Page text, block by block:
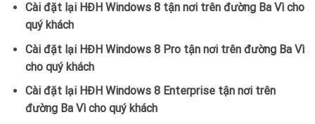
Cài đặt lại HĐH Windows 8 tận nơi trên đường Ba Vì cho
quý khách
Cài đặt lại HĐH Windows 8 Pro tận nơi trên đường Ba Vì
cho quý khách
Cài đặt lại HĐH Windows 8 Enterprise tận nơi trên
đường Ba Vì cho quý khách